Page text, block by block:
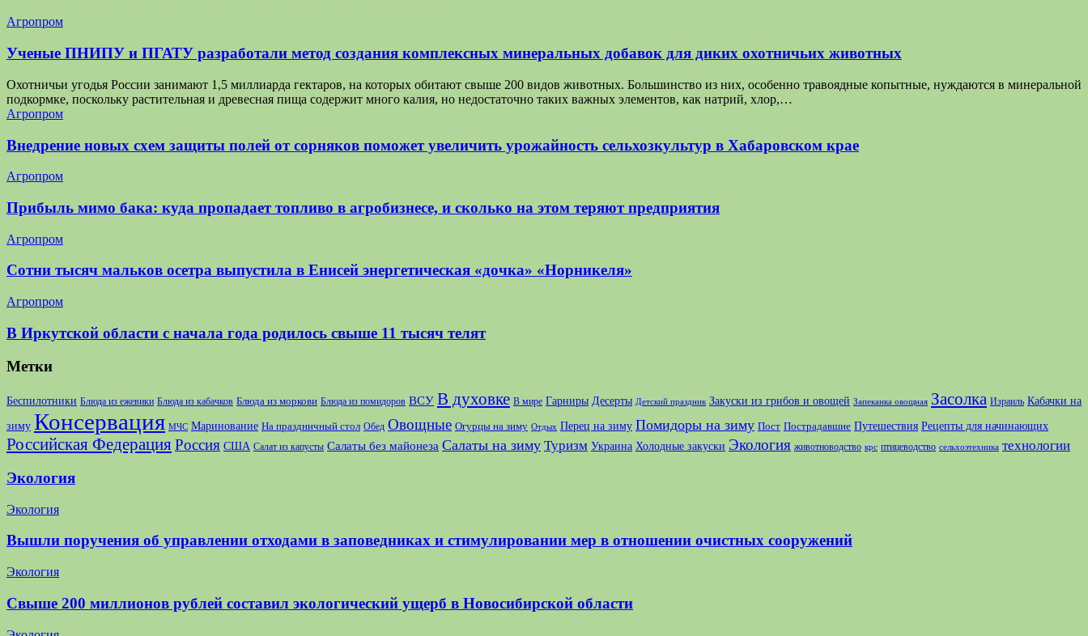
Агропром
Ученые ПНИПУ и ПГАТУ разработали метод создания комплексных минеральных добавок для диких охотничьих животных
Охотничьи угодья России занимают 1,5 миллиарда гектаров, на которых обитают свыше 200 видов животных. Большинство из них, особенно травоядные копытные, нуждаются в минеральной
подкормке, поскольку растительная и древесная пища содержит много калия, но недостаточно таких важных элементов, как натрий, хлор,…
Агропром
Внедрение новых схем защиты полей от сорняков поможет увеличить урожайность сельхозкультур в Хабаровском крае
Агропром
Прибыль мимо бака: куда пропадает топливо в агробизнесе, и сколько на этом теряют предприятия
Агропром
Сотни тысяч мальков осетра выпустила в Енисей энергетическая «дочка» «Норникеля»
Агропром
В Иркутской области с начала года родилось свыше 11 тысяч телят
Метки
Беспилотники Блюда из ежевики Блюда из кабачков Блюда из моркови Блюда из помидоров ВСУ В духовке В мире Гарниры Десерты Детский праздник Закуски из грибов и овощей Запеканка овощная Засолка Израиль Кабачки на
зиму Консервация МЧС Маринование На праздничный стол Обед Овощные Огурцы на зиму Отдых Перец на зиму Помидоры на зиму Пост Пострадавшие Путешествия Рецепты для начинающих
Российская ФедерацияРоссия США Салат из капусты Салаты без майонеза Салаты на зиму Туризм Украина Холодные закуски Экология животноводство крс птицеводство сельхозтехника технологии
Экология
Экология
Вышли поручения об управлении отходами в заповедниках и стимулировании мер в отношении очистных сооружений
Экология
Свыше 200 миллионов рублей составил экологический ущерб в Новосибирской области